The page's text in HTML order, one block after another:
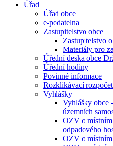
Úřad
Úřad obce
e-podatelna
Zastupitelstvo obce
Zastupitelstvo
Materiály pro
Úřední deska obce
Úřední hodiny
Povinné informace
Rozklikávací rozpočet
Vyhlášky
Vyhlášky obce
územních
OZV o místním
odpadového
OZV o místním